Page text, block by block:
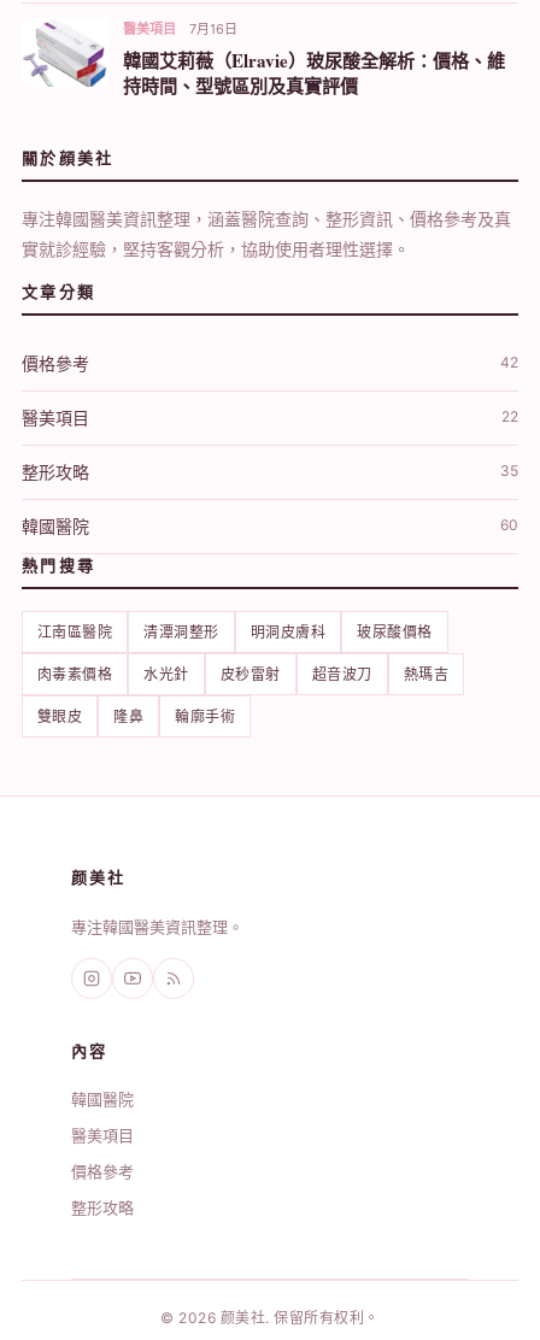
醫美項目 7月16日
韓國艾莉薇（Elravie）玻尿酸全解析：價格、維
持時間、型號區別及真實評價
關於顔美社
專注韓國醫美資訊整理，涵蓋醫院查詢、整形資訊、價格參考及真
實就診經驗，堅持客觀分析，協助使用者理性選擇。
文章分類
價格參考 42
醫美項目 22
整形攻略 35
韓國醫院 60
熱門搜尋
江南區醫院 清潭洞整形 明洞皮膚科 玻尿酸價格
肉毒素價格 水光針 皮秒雷射 超音波刀 熱瑪吉
雙眼皮 隆鼻 輪廓手術
颜美社
專注韓國醫美資訊整理。
內容
韓國醫院
醫美項目
價格參考
整形攻略
© 2026 颜美社. 保留所有权利。